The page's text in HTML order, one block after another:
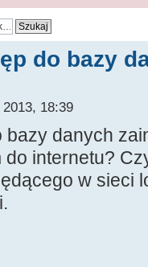
do bazy
18:39
danych
do internetu?
w sieci